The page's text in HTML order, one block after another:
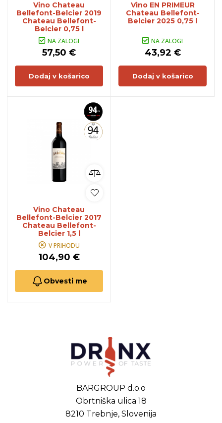
Vino Chateau
Bellefont-Belcier 2019
Chateau Bellefont-
Belcier 0,75 l
NA ZALOGI
57,50 €
Dodaj v košarico
Vino EN PRIMEUR
Chateau Bellefont-
Belcier 2025 0,75 l
NA ZALOGI
43,92 €
Dodaj v košarico
Vino Chateau
Bellefont-Belcier 2017
Chateau Bellefont-
Belcier 1,5 l
V PRIHODU
104,90 €
Obvesti me
BARGROUP d.o.o
Obrtniška ulica 18
8210 Trebnje, Slovenija